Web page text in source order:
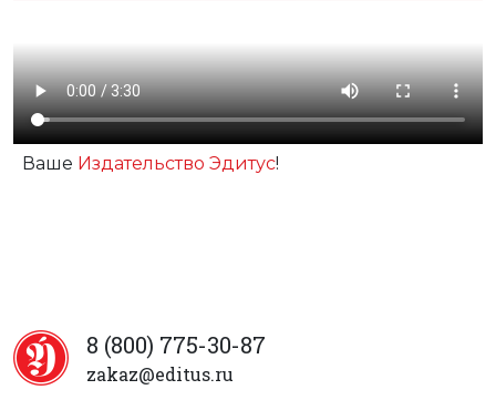
Ваше Издательство Эдитус!
8 (800) 775-30-87
zakaz@editus.ru